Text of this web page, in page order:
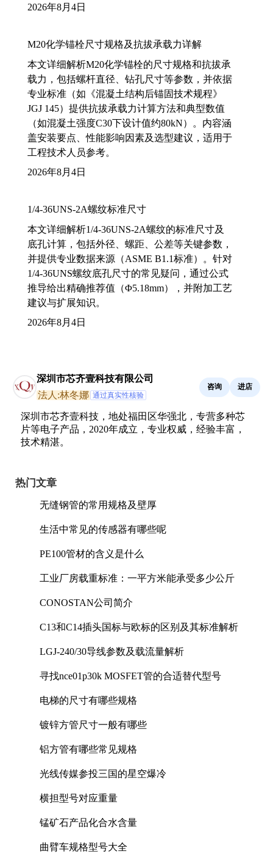
2026年8月4日
M20化学锚栓尺寸规格及抗拔承载力详解
本文详细解析M20化学锚栓的尺寸规格和抗拔承
载力，包括螺杆直径、钻孔尺寸等参数，并依据
专业标准（如《混凝土结构后锚固技术规程》
JGJ 145）提供抗拔承载力计算方法和典型数值
（如混凝土强度C30下设计值约80kN）。内容涵
盖安装要点、性能影响因素及选型建议，适用于
工程技术人员参考。
2026年8月4日
1/4-36UNS-2A螺纹标准尺寸
本文详细解析1/4-36UNS-2A螺纹的标准尺寸及
底孔计算，包括外径、螺距、公差等关键参数，
并提供专业数据来源（ASME B1.1标准）。针对
1/4-36UNS螺纹底孔尺寸的常见疑问，通过公式
推导给出精确推荐值（Φ5.18mm），并附加工艺
建议与扩展知识。
2026年8月4日
深圳市芯齐壹科技有限公司
法人:林冬娜 通过真实性核验
咨询 进店
深圳市芯齐壹科技，地处福田区华强北，专营多种芯
片等电子产品，2020年成立，专业权威，经验丰富，
技术精湛。
热门文章
无缝钢管的常用规格及壁厚
生活中常见的传感器有哪些呢
PE100管材的含义是什么
工业厂房载重标准：一平方米能承受多少公斤
CONOSTAN公司简介
C13和C14插头国标与欧标的区别及其标准解析
LGJ-240/30导线参数及载流量解析
寻找nce01p30k MOSFET管的合适替代型号
电梯的尺寸有哪些规格
镀锌方管尺寸一般有哪些
铝方管有哪些常见规格
光线传媒参投三国的星空爆冷
横担型号对应重量
锰矿石产品化合水含量
曲臂车规格型号大全